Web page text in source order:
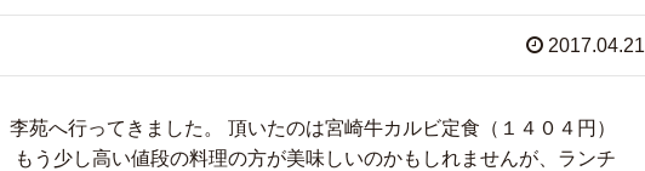
2017.04.21
苑へ行ってきました。 頂いたのは宮崎牛カルビ定食（１４０４円）
もう少し高い値段の料理の方が美味しいのかもしれませんが、ランチ